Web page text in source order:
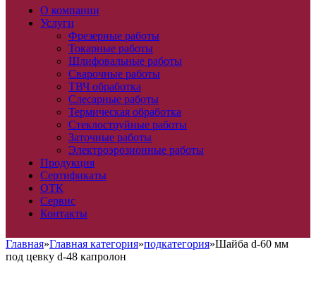
О компании
Услуги
Фрезерные работы
Токарные работы
Шлифовальные работы
Сварочные работы
ТВЧ обработка
Слесарные работы
Термическая обработка
Стеклоструйные работы
Заточные работы
Электроэрозионные работы
Продукция
Сертификаты
ОТК
Сервис
Контакты
Главная»Главная категория»подкатегория»Шайба d-60 мм
под цевку d-48 капролон